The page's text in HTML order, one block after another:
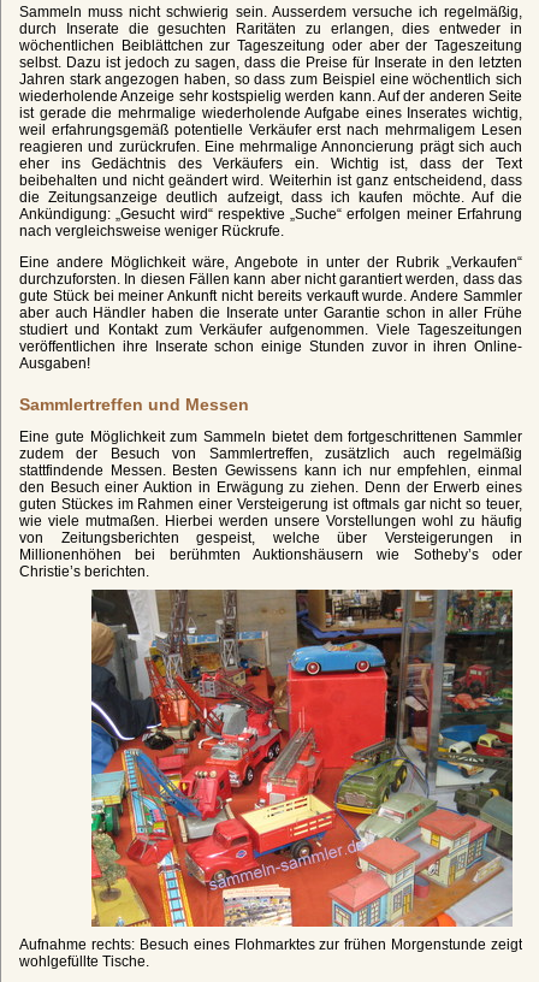
Sammeln muss nicht schwierig sein. Ausserdem versuche ich regelmäßig,
durch Inserate die gesuchten Raritäten zu erlangen, dies entweder in
wöchentlichen Beiblättchen zur Tageszeitung oder aber der Tageszeitung
selbst. Dazu ist jedoch zu sagen, dass die Preise für Inserate in den letzten
Jahren stark angezogen haben, so dass zum Beispiel eine wöchentlich sich
wiederholende Anzeige sehr kostspielig werden kann. Auf der anderen Seite
ist gerade die mehrmalige wiederholende Aufgabe eines Inserates wichtig,
weil erfahrungsgemäß potentielle Verkäufer erst nach mehrmaligem Lesen
reagieren und zurückrufen. Eine mehrmalige Annoncierung prägt sich auch
eher ins Gedächtnis des Verkäufers ein. Wichtig ist, dass der Text
beibehalten und nicht geändert wird. Weiterhin ist ganz entscheidend, dass
die Zeitungsanzeige deutlich aufzeigt, dass ich kaufen möchte. Auf die
Ankündigung: „Gesucht wird“ respektive „Suche“ erfolgen meiner Erfahrung
nach vergleichsweise weniger Rückrufe.
Eine andere Möglichkeit wäre, Angebote in unter der Rubrik „Verkaufen“
durchzuforsten. In diesen Fällen kann aber nicht garantiert werden, dass das
gute Stück bei meiner Ankunft nicht bereits verkauft wurde. Andere Sammler
aber auch Händler haben die Inserate unter Garantie schon in aller Frühe
studiert und Kontakt zum Verkäufer aufgenommen. Viele Tageszeitungen
veröffentlichen ihre Inserate schon einige Stunden zuvor in ihren Online-
Ausgaben!
Sammlertreffen und Messen
Eine gute Möglichkeit zum Sammeln bietet dem fortgeschrittenen Sammler
zudem der Besuch von Sammlertreffen, zusätzlich auch regelmäßig
stattfindende Messen. Besten Gewissens kann ich nur empfehlen, einmal
den Besuch einer Auktion in Erwägung zu ziehen. Denn der Erwerb eines
guten Stückes im Rahmen einer Versteigerung ist oftmals gar nicht so teuer,
wie viele mutmaßen. Hierbei werden unsere Vorstellungen wohl zu häufig
von Zeitungsberichten gespeist, welche über Versteigerungen in
Millionenhöhen bei berühmten Auktionshäusern wie Sotheby’s oder
Christie’s berichten.
Aufnahme rechts: Besuch eines Flohmarktes zur frühen Morgenstunde zeigt
wohlgefüllte Tische.